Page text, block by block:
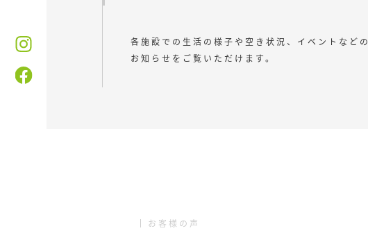
各施設での生活の様子や空き状況、イベントなどの
お知らせをご覧いただけます。
お客様の声